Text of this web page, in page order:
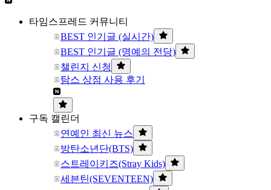
타임스프레드 커뮤니티
BEST 인기글 (실시간)
BEST 인기글 (명예의 전당)
챌린지 신청
탐스 상점 사용 후기
구독 캘린더
연예인 최신 뉴스
방탄소년단(BTS)
스트레이키즈(Stray Kids)
세븐틴(SEVENTEEN)